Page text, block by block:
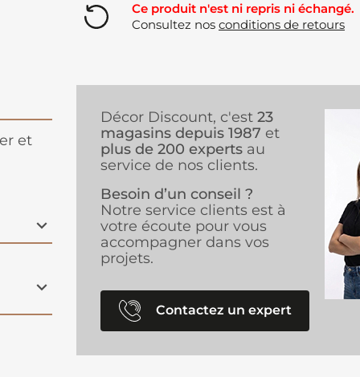
Ce produit n'est ni repris ni échangé.
Consultez nos conditions de retours
et
Décor Discount, c'est 23
magasins depuis 1987 et
plus de 200 experts au
service de nos clients.
Besoin d’un conseil ?
Notre service clients est à
votre écoute pour vous
accompagner dans vos
projets.
Contactez un expert